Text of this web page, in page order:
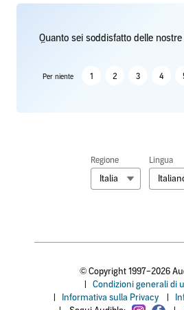
Quanto sei soddisfatto delle
Per niente 1 2 3 4
Regione
Italia
Lingua
© Copyright 1997–2026
Condizioni generali di
Informativa sulla Privacy|